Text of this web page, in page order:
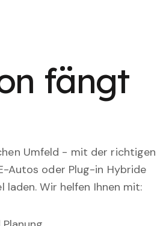
fängt
Umfeld - mit der richtigen
Autos oder Plug-in Hybride
Wir helfen Ihnen mit: